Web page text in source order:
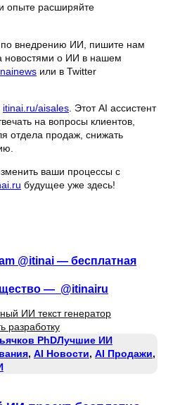
опыте расширяйте
внедрению ИИ, пишите нам
новостями о ИИ в нашем
или в Twitter
itinai.ru/aisales . Этот AI ассистент
на вопросы клиентов,
отдела продаж, снижать
ваши процессы с
будущее уже здесь!
@itinai — бесплатная
— @itinairu
ИИ текст генератор
разработку
PhDЛучшие ИИ
, AI Новости, AI Продажи